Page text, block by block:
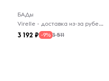
БАДы
Virelle - доставка из-за рубежа
3 192 -9% 3 511